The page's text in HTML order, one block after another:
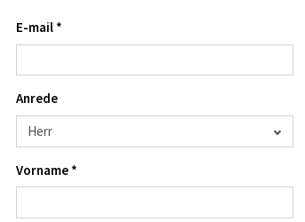
E-mail *
Anrede
Vorname *